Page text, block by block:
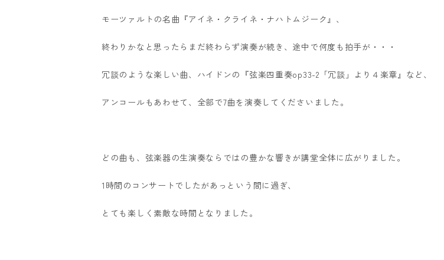
モーツァルトの名曲『アイネ・クライネ・ナハトムジーク』、
終わりかなと思ったらまだ終わらず演奏が続き、途中で何度も拍手が・・・
冗談のような楽しい曲、ハイドンの『弦楽四重奏op33-2「冗談」より４楽章』など、
アンコールもあわせて、全部で7曲を演奏してくださいました。
どの曲も、弦楽器の生演奏ならではの豊かな響きが講堂全体に広がりました。
1時間のコンサートでしたがあっという間に過ぎ、
とても楽しく素敵な時間となりました。